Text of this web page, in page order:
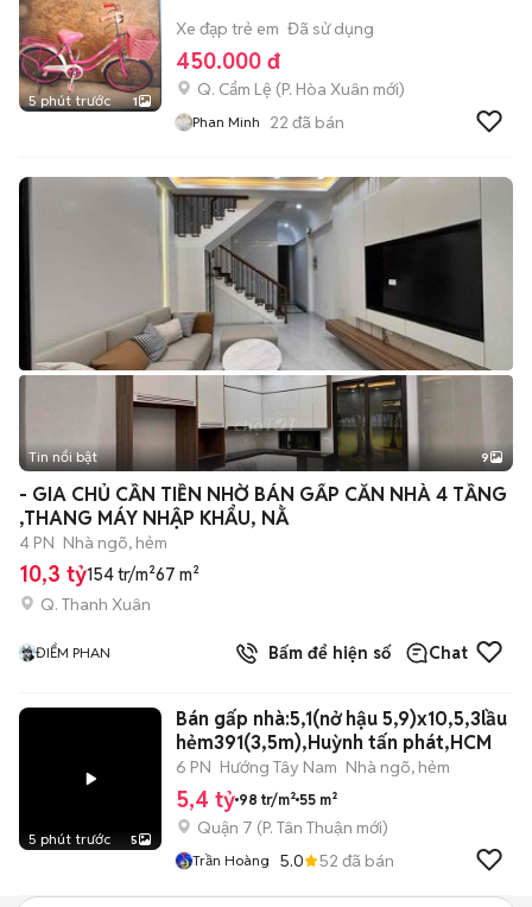
5 phút trước 1
Xe đạp trẻ em Đã sử dụng
450.000 đ
Q. Cẩm Lệ (P. Hòa Xuân mới)
Phan Minh 22 đã bán
+2
Tin nổi bật 9
- GIA CHỦ CẦN TIỀN NHỜ BÁN GẤP CĂN NHÀ 4 TẦNG
,THANG MÁY NHẬP KHẨU, NẰ
4 PN Nhà ngõ, hẻm
10,3 tỷ154 tr/m²67 m²
Q. Thanh Xuân
ĐIỂM PHAN Bấm để hiện số Chat
5 phút trước 5
Bán gấp nhà:5,1(nở hậu 5,9)x10,5,3lầu
hẻm391(3,5m),Huỳnh tấn phát,HCM
6 PN Hướng Tây Nam Nhà ngõ, hẻm
5,4 tỷ 98 tr/m² 55 m²
Quận 7 (P. Tân Thuận mới)
Trần Hoàng 5.0 52 đã bán